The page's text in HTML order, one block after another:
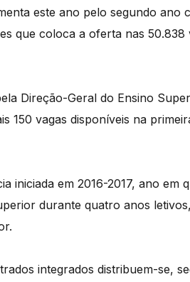
este ano pelo segundo ano
que coloca a oferta nas 50.838
Direção-Geral do Ensino
150 vagas disponíveis na
iniciada em 2016-2017, ano em
durante quatro anos
integrados distribuem-se,